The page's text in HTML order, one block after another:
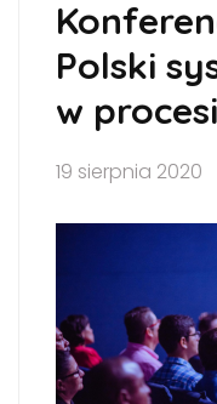
Polski
w
19 sierpnia 2020